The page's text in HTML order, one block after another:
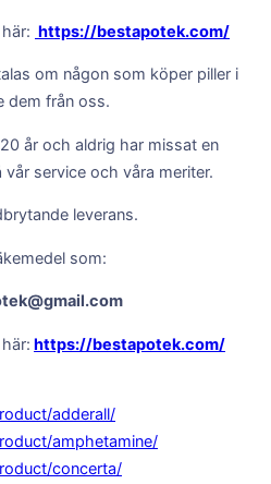
https://bestapotek.com/
om någon som köper piller i
dem från oss.
år och aldrig har missat en
service och våra meriter.
leverans.
som:
https://bestapotek.com/
adderall/
amphetamine/
concerta/